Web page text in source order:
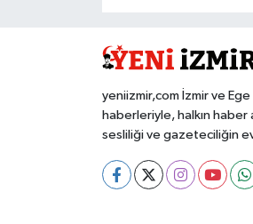
yeniizmir,com İzmir ve
haberleriyle, halkın haber
sesliliği ve gazeteciliğin